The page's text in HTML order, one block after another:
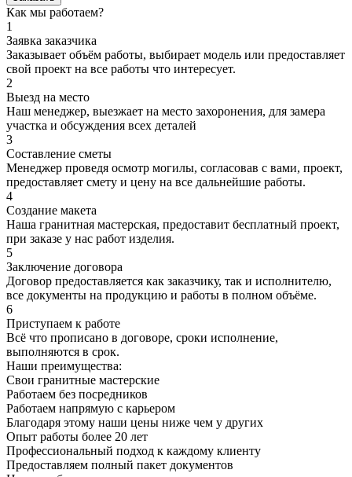
Как мы работаем?
1
Заявка заказчика
Заказывает объём работы, выбирает модель или предоставляет
свой проект на все работы что интересует.
2
Выезд на место
Наш менеджер, выезжает на место захоронения, для замера
участка и обсуждения всех деталей
3
Составление сметы
Менеджер проведя осмотр могилы, согласовав с вами, проект,
предоставляет смету и цену на все дальнейшие работы.
4
Создание макета
Наша гранитная мастерская, предоставит бесплатный проект,
при заказе у нас работ изделия.
5
Заключение договора
Договор предоставляется как заказчику, так и исполнителю,
все документы на продукцию и работы в полном объёме.
6
Приступаем к работе
Всё что прописано в договоре, сроки исполнение,
выполняются в срок.
Наши преимущества:
Свои гранитные мастерские
Работаем без посредников
Работаем напрямую с карьером
Благодаря этому наши цены ниже чем у других
Опыт работы более 20 лет
Профессиональный подход к каждому клиенту
Предоставляем полный пакет документов